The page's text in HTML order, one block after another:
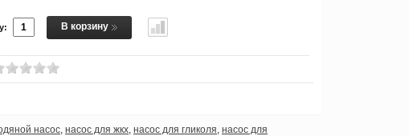
В корзину
насос насос для жкх насос для гликоля насос для